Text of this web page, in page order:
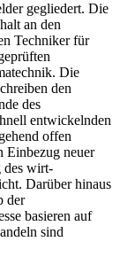
gegliedert. Die
an den
Techniker für
Die
den
des
entwickelnden
offen
Einbezug neuer
des wirt­
Darüber hinaus
der
basieren auf
sind